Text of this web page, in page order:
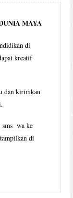
MAYA
di
kreatif
dan kirimkan
sms wa ke
di